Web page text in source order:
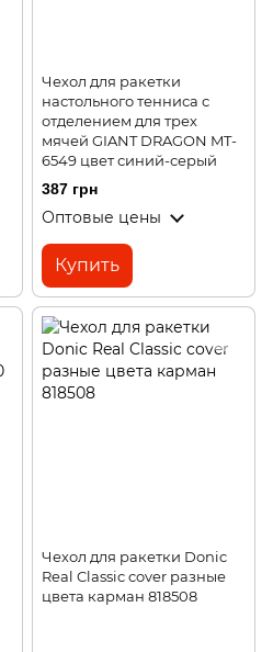
Чехол для ракетки
настольного тенниса с
отделением для трех
мячей GIANT DRAGON MT-
6549 цвет синий-серый
387 грн
Оптовые цены
Купить
Чехол для ракетки Donic
Real Classic cover разные
цвета карман 818508